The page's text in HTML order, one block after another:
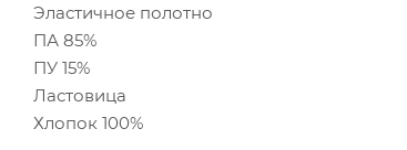
Эластичное полотно
ПА 85%
ПУ 15%
Ластовица
Хлопок 100%